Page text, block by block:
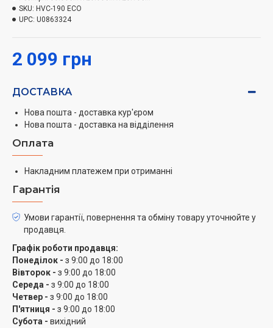
будинку.
ефективне та потужне всмоктування пилу під час
(4.4 кг) забезпечують зручне керування та
компактне зберігання.
Об’ємний пилозбірник
Hölmer HVC-190 ECO має об’ємну колбу для збирання
пилу ємністю 3 л. Конструкція контейнера
пилозбірника відкривається одним натисканням
кнопки знизу, що максимально спрощує процес
очищення. Колба та НЕРА фільтр (миючийся) легко
очищуються від сміття та пилу.
Універсальні насадки
Для ідеального та ефективного прибирання пилосос
оснащений універсальними насадками та фільтрами:
щіткою для підлоги та килимів, насадкою 2 в 1 (для
меблів/щілинна), губчастим та миючимся HEPA
2 099 грн
SKU: HVC-190 ECO
UPC: U0863324
ДОСТАВКА
Нова пошта - доставка кур'єром
Нова пошта - доставка на відділення
Оплата
Накладним платежем при отриманні
Гарантія
Умови гарантії, повернення та обміну товару уточнюйте у
продавця.
Графік роботи продавця:
Понеділок - з 9:00 до 18:00
Вівторок - з 9:00 до 18:00
Середа - з 9:00 до 18:00
Четвер - з 9:00 до 18:00
П'ятниця - з 9:00 до 18:00
Субота - вихідний